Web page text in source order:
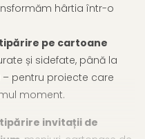
hârtia într-o
tipărire pe cartoane
și sidefate, până la
pentru proiecte care
moment.
tipărire invitații de